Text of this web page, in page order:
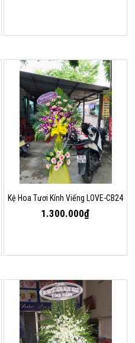
Kệ Hoa Tươi Kính Viếng LOVE-CB24
1.300.000₫